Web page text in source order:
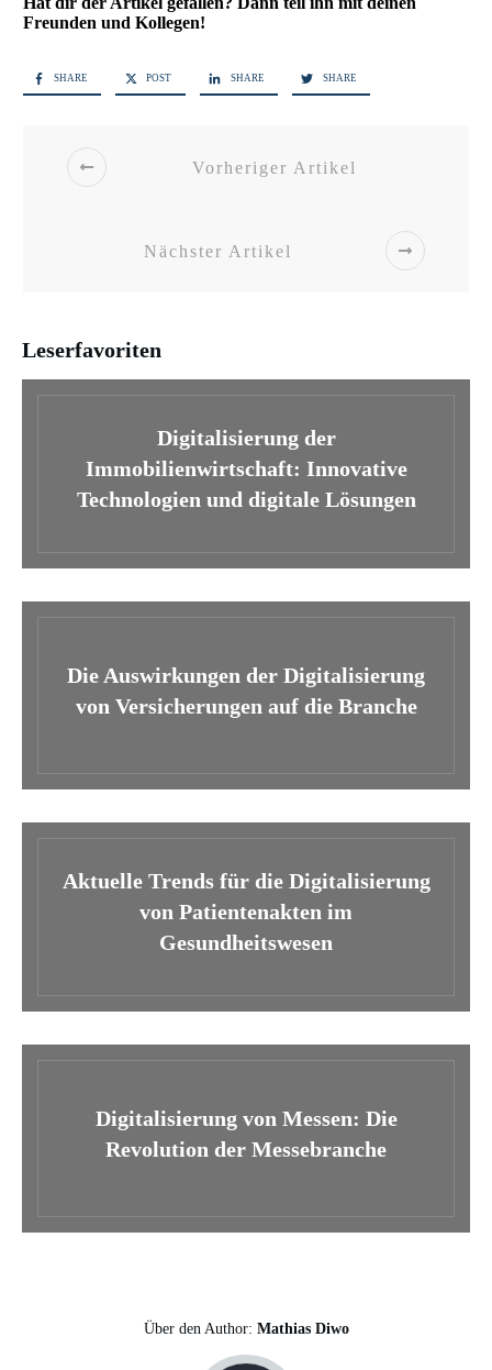
Freunden und Kollegen!
SHARE POST SHARE SHARE
Vorheriger Artikel
Nächster Artikel
Leserfavoriten
Digitalisierung der
Immobilienwirtschaft: Innovative
Technologien und digitale Lösungen
Die Auswirkungen der Digitalisierung
von Versicherungen auf die Branche
Aktuelle Trends für die Digitalisierung
von Patientenakten im
Gesundheitswesen
Digitalisierung von Messen: Die
Revolution der Messebranche
Über den Author: Mathias Diwo